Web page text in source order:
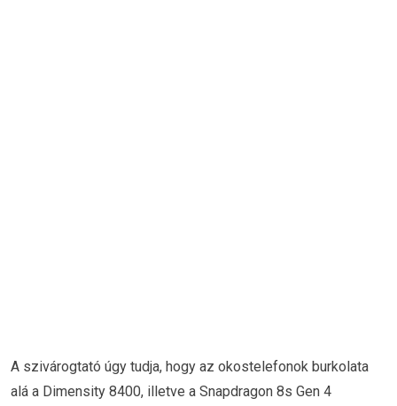
A szivárogtató úgy tudja, hogy az okostelefonok burkolata
alá a Dimensity 8400, illetve a Snapdragon 8s Gen 4